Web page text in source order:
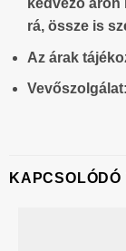
kedvező áron
rá, össze is
Az árak
Vevőszolgálat: